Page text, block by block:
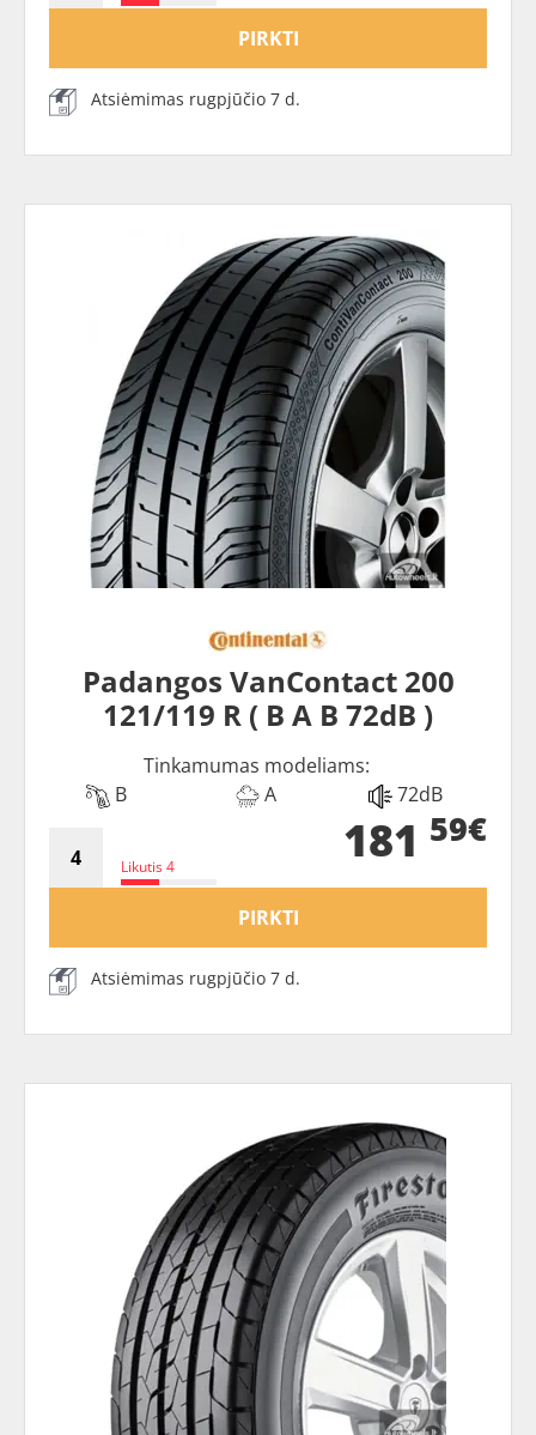
PIRKTI
Atsiėmimas rugpjūčio 7 d.
Padangos VanContact 200
121/119 R ( B A B 72dB )
Tinkamumas modeliams:
B
A 72dB
Likutis 4 181 59€
PIRKTI
Atsiėmimas rugpjūčio 7 d.